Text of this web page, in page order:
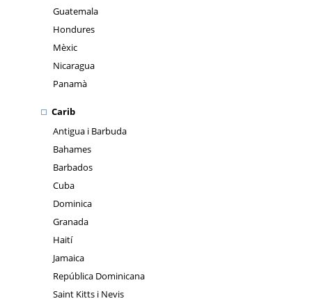
Guatemala
Hondures
Mèxic
Nicaragua
Panamà
Carib
Antigua i Barbuda
Bahames
Barbados
Cuba
Dominica
Granada
Haití
Jamaica
República Dominicana
Saint Kitts i Nevis